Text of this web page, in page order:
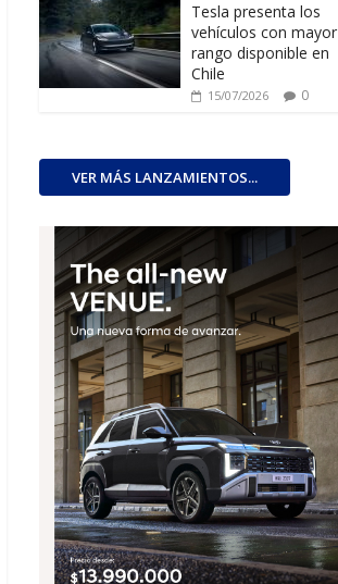
Tesla presenta los
vehículos con mayor
rango disponible en
Chile
15/07/2026 0
VER MÁS LANZAMIENTOS...